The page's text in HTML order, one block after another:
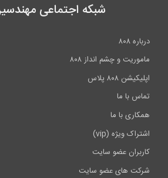
شبکه اجتماعی مهندسین
درباره ۸۰۸
ماموریت و چشم انداز ۸۰۸
اپلیکیشن ۸۰۸ پلاس
تماس با ما
همکاری با ما
اشتراک ویژه (vip)
کاربران عضو سایت
شرکت های عضو سایت